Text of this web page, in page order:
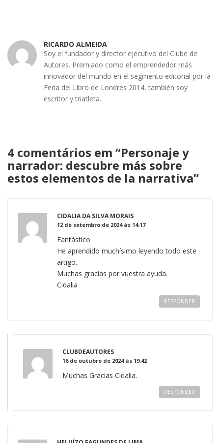
RICARDO ALMEIDA
Soy el fundador y director ejecutivo del Clube de
Autores. Premiado como el emprendedor más
innovador del mundo en el segmento editorial por la
Feria del Libro de Londres 2014, también soy
escritor y triatleta.
4 comentários em “Personaje y
narrador: descubre más sobre
estos elementos de la narrativa”
CIDALIA DA SILVA MORAIS
12 de setembro de 2024 às 14:17
Fantástico.
He aprendido muchísimo leyendo todo este
artigo.
Muchas gracias por vuestra ayuda.
Cidalia
RESPONDER
CLUBDEAUTORES
16 de outubro de 2024 às 19:42
Muchas Gracias Cidalia.
RESPONDER